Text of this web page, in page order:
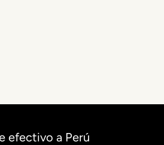
efectivo a Perú